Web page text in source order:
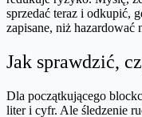
sprzedać teraz i odkupić,
zapisane, niż hazardować
Jak sprawdzić,
Dla początkującego
liter i cyfr. Ale śledzenie